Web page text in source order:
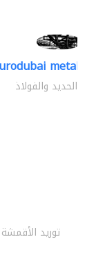
metal
سحب الحديد والفولاذ
توريد الأقمشة